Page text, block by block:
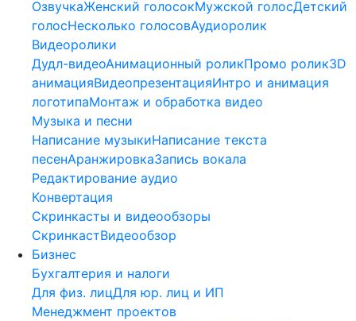
ОзвучкаЖенский голосокМужской голосДетский
голосНесколько голосовАудиоролик
Видеоролики
Дудл-видеоАнимационный роликПромо ролик3D
анимацияВидеопрезентацияИнтро и анимация
логотипаМонтаж и обработка видео
Музыка и песни
Написание музыкиНаписание текста
песенАранжировкаЗапись вокала
Редактирование аудио
Конвертация
Скринкасты и видеообзоры
СкринкастВидеообзор
Бизнес
Бухгалтерия и налоги
Для физ. лицДля юр. лиц и ИП
Менеджмент проектов